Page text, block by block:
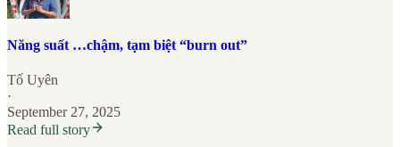
Năng suất …chậm, tạm biệt “burn out”
Tố Uyên
·
September 27, 2025
Read full story